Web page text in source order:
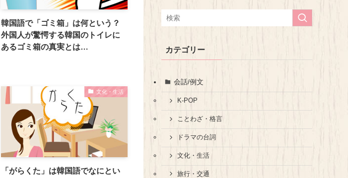
韓国語で「ゴミ箱」は何という？
外国人が驚愕する韓国のトイレに
あるゴミ箱の真実とは…
文化・生活
「がらくた」は韓国語でなにとい
カテゴリー
会話/例文
K-POP
ことわざ・格言
ドラマの台詞
文化・生活
旅行・交通